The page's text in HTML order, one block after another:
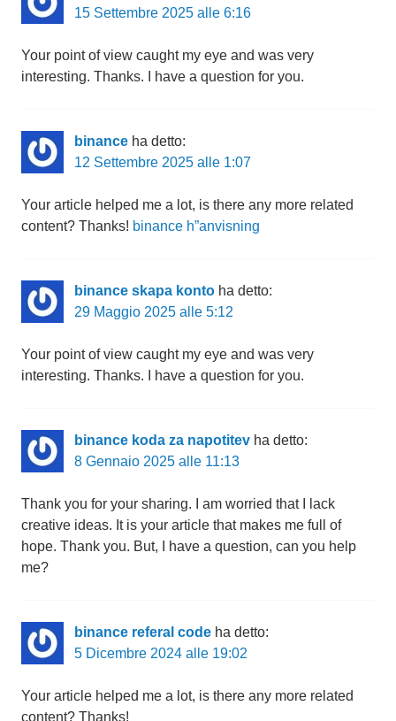
15 Settembre 2025 alle 6:16
Your point of view caught my eye and was very
interesting. Thanks. I have a question for you.
binance ha detto:
12 Settembre 2025 alle 1:07
Your article helped me a lot, is there any more related
content? Thanks! binance h”anvisning
binance skapa konto ha detto:
29 Maggio 2025 alle 5:12
Your point of view caught my eye and was very
interesting. Thanks. I have a question for you.
binance koda za napotitev ha detto:
8 Gennaio 2025 alle 11:13
Thank you for your sharing. I am worried that I lack
creative ideas. It is your article that makes me full of
hope. Thank you. But, I have a question, can you help
me?
binance referal code ha detto:
5 Dicembre 2024 alle 19:02
Your article helped me a lot, is there any more related
content? Thanks!